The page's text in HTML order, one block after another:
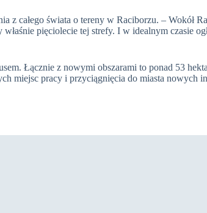
z całego świata o tereny w Raciborzu. –
pięciolecie tej strefy. I w idealnym czasie
Łącznie z nowymi obszarami to ponad 53
miejsc pracy i przyciągnięcia do miasta nowych